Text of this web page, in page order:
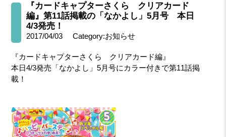
『カードキャプターさくら クリアカード
編』第11話掲載の「なかよし」5月号 本日
4/3発売！
2017/04/03 Category:お知らせ
『カードキャプターさくら クリアカード編』
本日4/3発売「なかよし」5月号にカラー付きで第11話掲
載！